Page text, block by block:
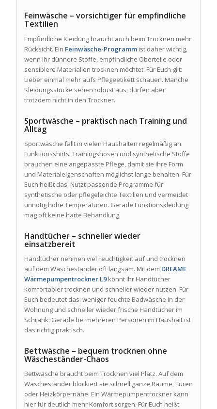
Feinwäsche – vorsichtiger für empfindliche
Textilien
Empfindliche Kleidung braucht auch beim Trocknen mehr
Rücksicht. Ein Feinwäsche-Programmist daher wichtig,
wenn Ihr dünnere Stoffe, empfindliche Oberteile oder
sensiblere Materialien trocknen möchtet. Für Euch gilt:
Lieber einmal mehr aufs Pflegeetikett schauen. Manche
Kleidungsstücke sehen robust aus, dürfen aber
trotzdem nicht in den Trockner.
Sportwäsche – praktisch nach Training und
Alltag
Sportwäsche fällt in vielen Haushalten regelmäßig an.
Funktionsshirts, Trainingshosen und synthetische Stoffe
brauchen eine angepasste Pflege, damit sie ihre Form
und Materialeigenschaften möglichst lange behalten. Für
Euch heißt das: Nutzt passende Programme für
synthetische oder pflegeleichte Textilien und vermeidet
unnötig hohe Temperaturen. Gerade Funktionskleidung
mag oft keine harte Behandlung.
Handtücher – schneller wieder
einsatzbereit
Handtücher nehmen viel Feuchtigkeit auf und trocknen
auf dem Wäscheständer oft langsam. Mit dem DREAME
Wärmepumpentrockner L9könnt Ihr Handtücher
komfortabler trocknen und schneller wieder nutzen. Für
Euch bedeutet das: weniger feuchte Badwäsche in der
Wohnung und schneller wieder frische Handtücher im
Schrank. Gerade bei mehreren Personen im Haushalt ist
das richtig praktisch.
Bettwäsche – bequem trocknen ohne
Wäscheständer-Chaos
Bettwäsche braucht beim Trocknen viel Platz. Auf dem
Wäscheständer blockiert sie schnell ganze Räume, Türen
oder Heizkörpernähe. Ein Wärmepumpentrockner kann
hier für deutlich mehr Komfort sorgen. Für Euch heißt